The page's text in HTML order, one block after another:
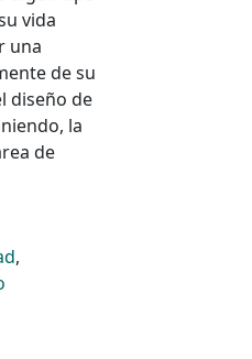
vida
una
de su
diseño de
la
de
,